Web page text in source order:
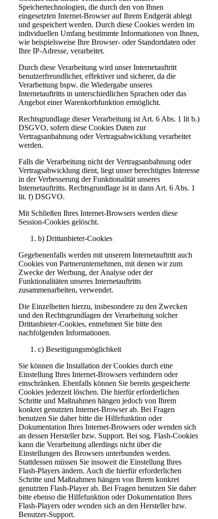
Speichertechnologien, die durch den von Ihnen
eingesetzten Internet-Browser auf Ihrem Endgerät ablegt
und gespeichert werden. Durch diese Cookies werden im
individuellen Umfang bestimmte Informationen von Ihnen,
wie beispielsweise Ihre Browser- oder Standortdaten oder
Ihre IP-Adresse, verarbeitet.
Durch diese Verarbeitung wird unser Internetauftritt
benutzerfreundlicher, effektiver und sicherer, da die
Verarbeitung bspw. die Wiedergabe unseres
Internetauftritts in unterschiedlichen Sprachen oder das
Angebot einer Warenkorbfunktion ermöglicht.
Rechtsgrundlage dieser Verarbeitung ist Art. 6 Abs. 1 lit b.)
DSGVO, sofern diese Cookies Daten zur
Vertragsanbahnung oder Vertragsabwicklung verarbeitet
werden.
Falls die Verarbeitung nicht der Vertragsanbahnung oder
Vertragsabwicklung dient, liegt unser berechtigtes Interesse
in der Verbesserung der Funktionalität unseres
Internetauftritts. Rechtsgrundlage ist in dann Art. 6 Abs. 1
lit. f) DSGVO.
Mit Schließen Ihres Internet-Browsers werden diese
Session-Cookies gelöscht.
b) Drittanbieter-Cookies
Gegebenenfalls werden mit unserem Internetauftritt auch
Cookies von Partnerunternehmen, mit denen wir zum
Zwecke der Werbung, der Analyse oder der
Funktionalitäten unseres Internetauftritts
zusammenarbeiten, verwendet.
Die Einzelheiten hierzu, insbesondere zu den Zwecken
und den Rechtsgrundlagen der Verarbeitung solcher
Drittanbieter-Cookies, entnehmen Sie bitte den
nachfolgenden Informationen.
c) Beseitigungsmöglichkeit
Sie können die Installation der Cookies durch eine
Einstellung Ihres Internet-Browsers verhindern oder
einschränken. Ebenfalls können Sie bereits gespeicherte
Cookies jederzeit löschen. Die hierfür erforderlichen
Schritte und Maßnahmen hängen jedoch von Ihrem
konkret genutzten Internet-Browser ab. Bei Fragen
benutzen Sie daher bitte die Hilfefunktion oder
Dokumentation Ihres Internet-Browsers oder wenden sich
an dessen Hersteller bzw. Support. Bei sog. Flash-Cookies
kann die Verarbeitung allerdings nicht über die
Einstellungen des Browsers unterbunden werden.
Stattdessen müssen Sie insoweit die Einstellung Ihres
Flash-Players ändern. Auch die hierfür erforderlichen
Schritte und Maßnahmen hängen von Ihrem konkret
genutzten Flash-Player ab. Bei Fragen benutzen Sie daher
bitte ebenso die Hilfefunktion oder Dokumentation Ihres
Flash-Players oder wenden sich an den Hersteller bzw.
Benutzer-Support.